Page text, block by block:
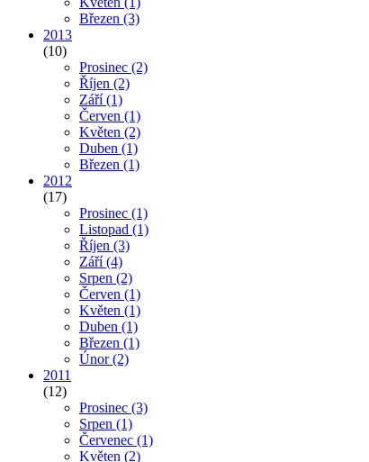
Březen (3)
2013
(10)
Prosinec (2)
Říjen (2)
Září(1)
Červen (1)
Květen (2)
Duben (1)
Březen (1)
2012
(17)
Prosinec (1)
Listopad (1)
Říjen (3)
Září(4)
Srpen (2)
Červen (1)
Květen (1)
Duben (1)
Březen (1)
Únor(2)
2011
(12)
Prosinec (3)
Srpen (1)
Červenec (1)
Květen (2)